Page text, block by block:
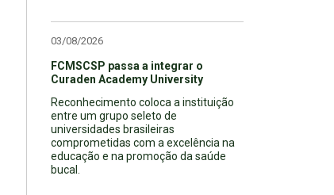
03/08/2026
FCMSCSP passa a integrar o
Curaden Academy University
Reconhecimento coloca a instituição
entre um grupo seleto de
universidades brasileiras
comprometidas com a excelência na
educação e na promoção da saúde
bucal.